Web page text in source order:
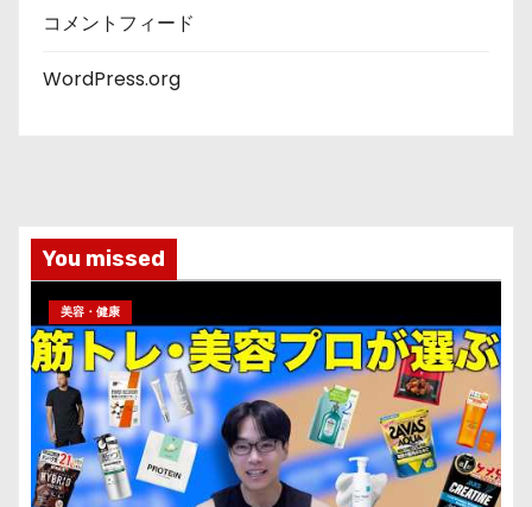
コメントフィード
WordPress.org
You missed
美容・健康